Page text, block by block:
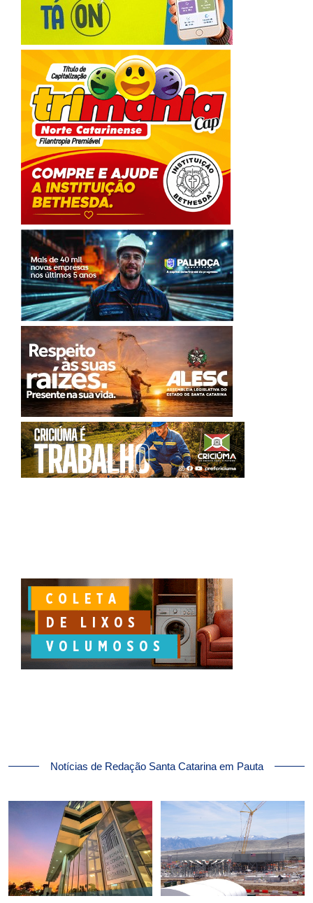
Notícias de Redação Santa Catarina em Pauta